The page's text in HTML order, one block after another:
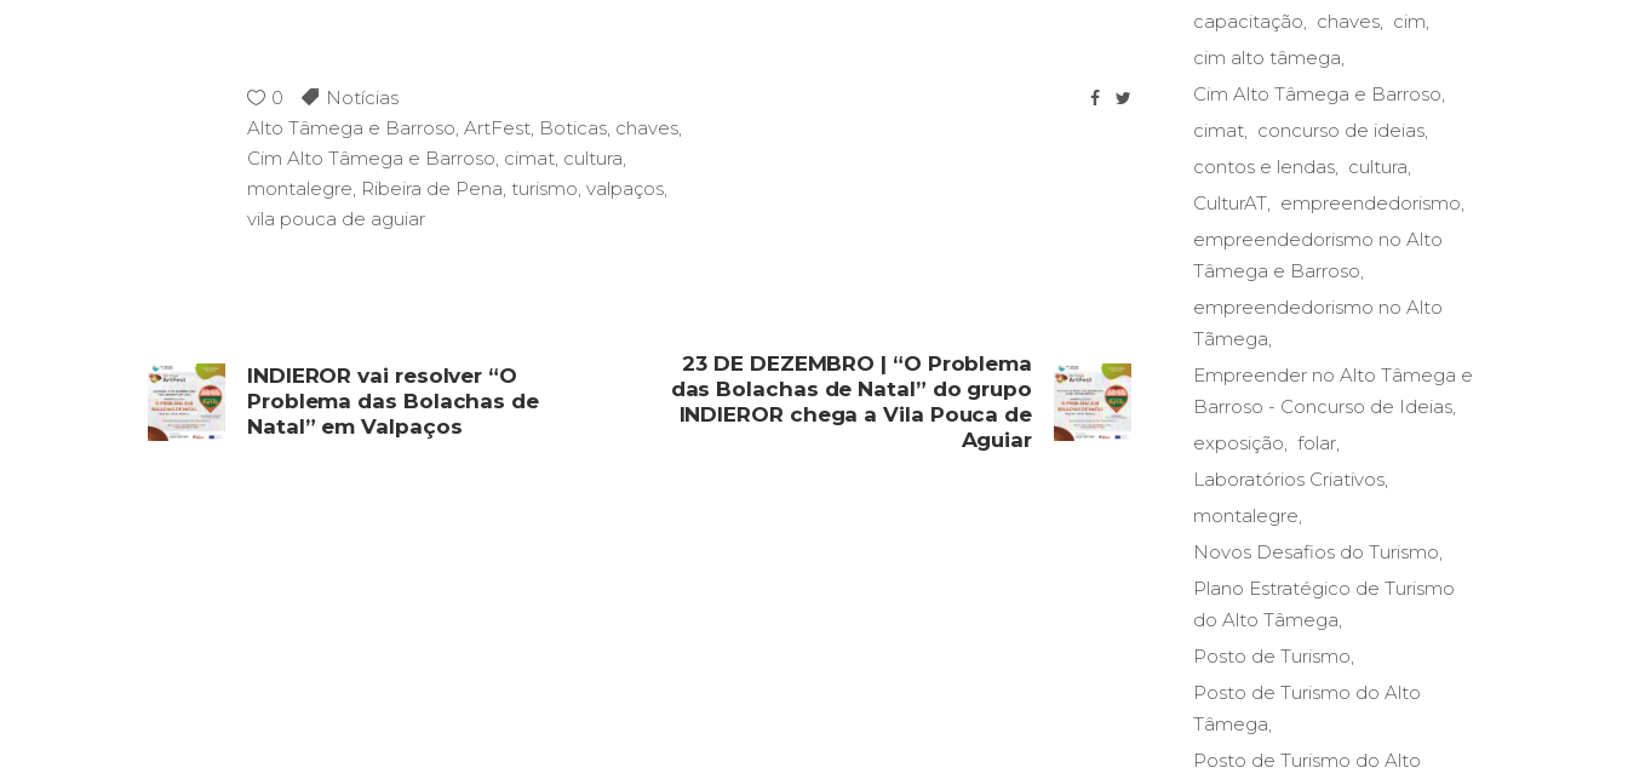
0
Notícias
Alto Tâmega e Barroso ArtFest Boticas chaves
Cim Alto Tâmega e Barroso cimat cultura
montalegre Ribeira de Pena turismo valpaços
vila pouca de aguiar
INDIEROR vai resolver “O
Problema das Bolachas de
Natal” em Valpaços
23 DE DEZEMBRO | “O Problema
das Bolachas de Natal” do grupo
INDIEROR chega a Vila Pouca de
Aguiar
capacitação
chaves
cim
cim alto tâmega
Cim Alto Tâmega e Barroso
cimat
concurso de ideias
contos e lendas
cultura
CulturAT
empreendedorismo
empreendedorismo no Alto
Tâmega e Barroso
empreendedorismo no Alto
Tãmega
Empreender no Alto Tâmega e
Barroso - Concurso de Ideias
exposição
folar
Laboratórios Criativos
montalegre
Novos Desafios do Turismo
Plano Estratégico de Turismo
do Alto Tâmega
Posto de Turismo
Posto de Turismo do Alto
Tâmega
Posto de Turismo do Alto